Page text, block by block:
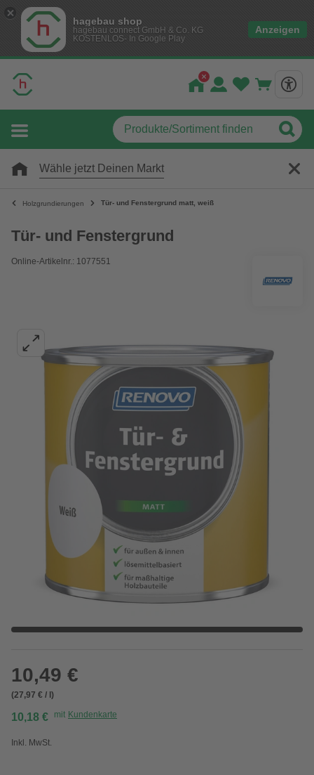
hagebau shop
hagebau connect GmbH & Co. KG
KOSTENLOS- In Google Play
Anzeigen
Wähle jetzt Deinen Markt
Holzgrundierungen Tür- und Fenstergrund matt, weiß
Tür- und Fenstergrund
Online-Artikelnr.: 1077551
10,49 €
(27,97 € / l)
10,18 € mit Kundenkarte
Inkl. MwSt.